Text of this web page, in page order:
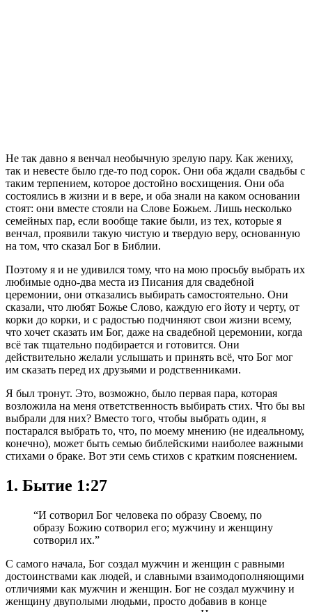
Не так давно я венчал необычную зрелую пару. Как жениху,
так и невесте было где-то под сорок. Они оба ждали свадьбы с
таким терпением, которое достойно восхищения. Они оба
состоялись в жизни и в вере, и оба знали на каком основании
стоят: они вместе стояли на Слове Божьем. Лишь несколько
семейных пар, если вообще такие были, из тех, которые я
венчал, проявили такую чистую и твердую веру, основанную
на том, что сказал Бог в Библии.
Поэтому я и не удивился тому, что на мою просьбу выбрать их
любимые одно-два места из Писания для свадебной
церемонии, они отказались выбирать самостоятельно. Они
сказали, что любят Божье Слово, каждую его йоту и черту, от
корки до корки, и с радостью подчиняют свои жизни всему,
что хочет сказать им Бог, даже на свадебной церемонии, когда
всё так тщательно подбирается и готовится. Они
действительно желали услышать и принять всё, что Бог мог
им сказать перед их друзьями и родственниками.
Я был тронут. Это, возможно, было первая пара, которая
возложила на меня ответственность выбирать стих. Что бы вы
выбрали для них? Вместо того, чтобы выбрать один, я
постарался выбрать то, что, по моему мнению (не идеальному,
конечно), может быть семью библейскими наиболее важными
стихами о браке. Вот эти семь стихов с кратким пояснением.
1. Бытие 1:27
“И сотворил Бог человека по образу Своему, по
образу Божию сотворил его; мужчину и женщину
сотворил их.”
С самого начала, Бог создал мужчин и женщин с равными
достоинствами как людей, и славными взаимодополняющими
отличиями как мужчин и женщин. Бог не создал мужчину и
женщину двуполыми людьми, просто добавив в конце